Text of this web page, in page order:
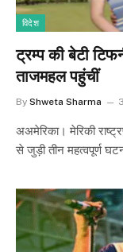
विदेश
ट्रम्प की बेटी
ताजमहल पहुंचीं
By Shweta Sharma
अअमेरिका। मेरिकी
से जुड़ी तीन महत्वपूर्ण